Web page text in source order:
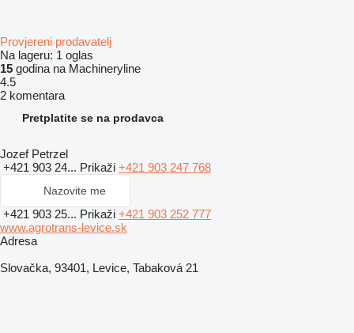
Provjereni prodavatelj
Na lageru: 1 oglas
15 godina na Machineryline
4.5
2 komentara
Pretplatite se na prodavca
Jozef Petrzel
+421 903 24... Prikaži +421 903 247 768
Nazovite me
+421 903 25... Prikaži +421 903 252 777
www.agrotrans-levice.sk
Adresa
Slovačka, 93401, Levice, Tabaková 21